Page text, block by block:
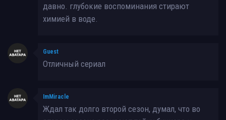
давно. глубокие воспоминания стирают
химией в воде.
Guest
Отличный сериал
ImMiracle
Ждал так долго второй сезон, думал, что во